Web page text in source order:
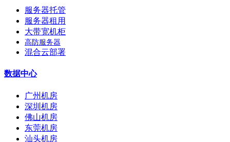
服务器托管
服务器租用
大带宽机柜
高防服务器
混合云部署
数据中心
广州机房
深圳机房
佛山机房
东莞机房
汕头机房